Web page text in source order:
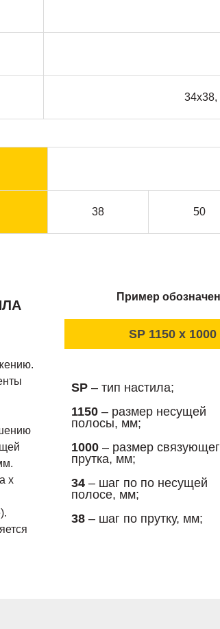
34х38,
38 50
х
Пример
SP 1150 x
SP – тип настила;
1150 – размер несущей
полосы, мм;
1000 – размер
прутка, мм;
34 – шаг по по несущей
полосе, мм;
38 – шаг по прутку, мм;